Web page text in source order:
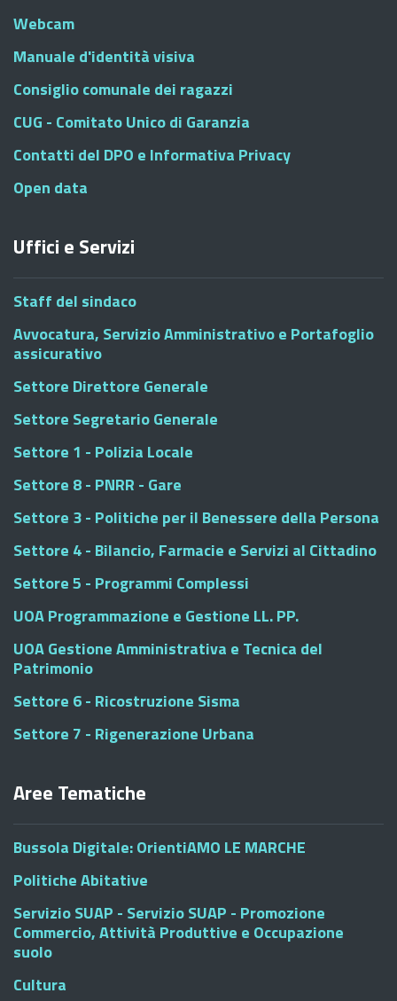
Webcam
Manuale d'identità visiva
Consiglio comunale dei ragazzi
CUG - Comitato Unico di Garanzia
Contatti del DPO e Informativa Privacy
Open data
Uffici e Servizi
Staff del sindaco
Avvocatura, Servizio Amministrativo e Portafoglio
assicurativo
Settore Direttore Generale
Settore Segretario Generale
Settore 1 - Polizia Locale
Settore 8 - PNRR - Gare
Settore 3 - Politiche per il Benessere della Persona
Settore 4 - Bilancio, Farmacie e Servizi al Cittadino
Settore 5 - Programmi Complessi
UOA Programmazione e Gestione LL. PP.
UOA Gestione Amministrativa e Tecnica del
Patrimonio
Settore 6 - Ricostruzione Sisma
Settore 7 - Rigenerazione Urbana
Aree Tematiche
Bussola Digitale: OrientiAMO LE MARCHE
Politiche Abitative
Servizio SUAP - Servizio SUAP - Promozione
Commercio, Attività Produttive e Occupazione
suolo
Cultura